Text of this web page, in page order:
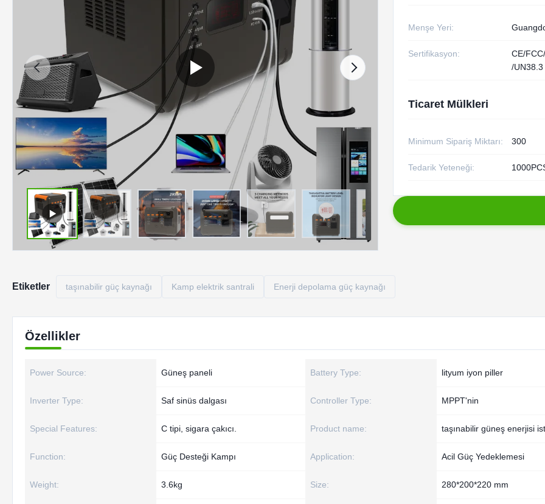
Menşe Yeri:
Sertifikasyon:
CE/
/UN38.3
Ticaret Mülkleri
Minimum Sipariş Miktarı: 300
Tedarik Yeteneği:
Etiketler taşınabilir güç kaynağı Kamp elektrik santrali Enerji depolama güç kaynağı
Özellikler
Power Source: Güneş paneli Battery Type: lityum iyon piller
Inverter Type: Saf sinüs dalgası Controller Type: MPPT'nin
Special Features: C tipi, sigara çakıcı. Product name: taşınabilir güneş enerjisi
Function: Güç Desteği Kampı Application: Acil Güç Yedeklemesi
Weight: 3.6kg Size: 280*200*220 mm